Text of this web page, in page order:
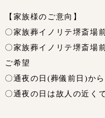
【家族様のご意向】
〇家族葬イノリテ堺斎場
〇家族葬イノリテ堺斎場
ご希望
〇通夜の日(葬儀前日)か
〇通夜の日は故人の近く